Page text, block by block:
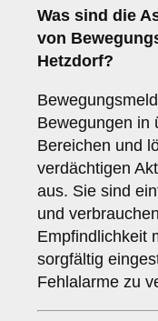
Was sind die
von
Hetzdorf?
Bewegungen in
Bereichen und
verdächtigen
aus. Sie sind
und
Empfindlichkeit
sorgfältig
Fehlalarme zu